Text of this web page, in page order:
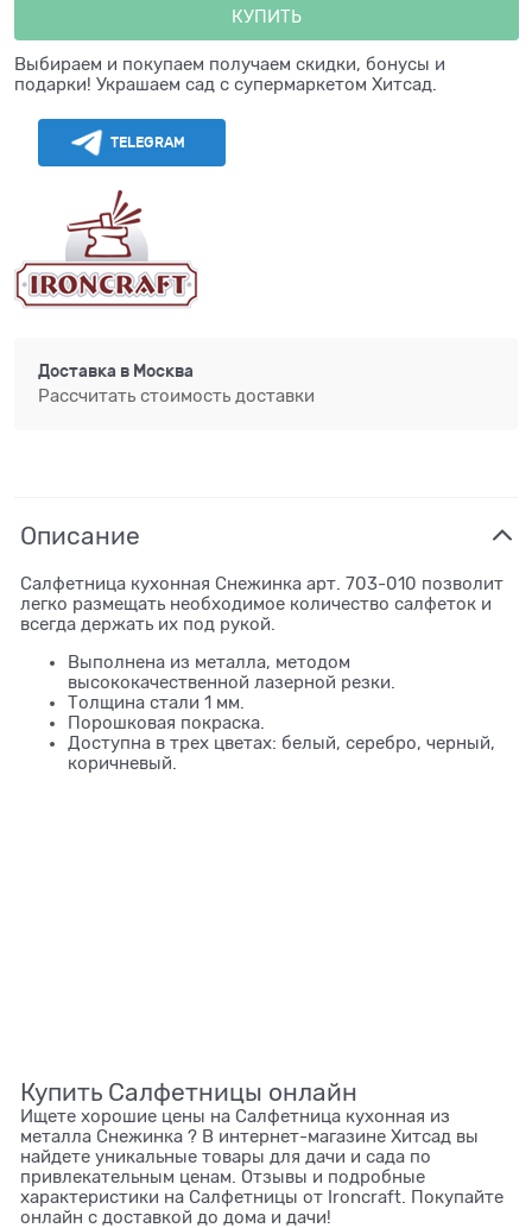
КУПИТЬ
Выбираем и покупаем получаем скидки, бонусы и
подарки! Украшаем сад с супермаркетом Хитсад.
TELEGRAM
Доставка в Москва
Рассчитать стоимость доставки
Описание
Салфетница кухонная Снежинка арт. 703-010 позволит
легко размещать необходимое количество салфеток и
всегда держать их под рукой.
Выполнена из металла, методом
высококачественной лазерной резки.
Толщина стали 1 мм.
Порошковая покраска.
Доступна в трех цветах: белый, серебро, черный,
коричневый.
Купить Салфетницы онлайн
Ищете хорошие цены на Салфетница кухонная из
металла Снежинка ? В интернет-магазине Хитсад вы
найдете уникальные товары для дачи и сада по
привлекательным ценам. Отзывы и подробные
характеристики на Салфетницы от Ironcraft. Покупайте
онлайн с доставкой до дома и дачи!